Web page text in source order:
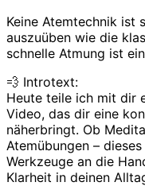
Keine Atemtechnik ist
auszuüben wie die
schnelle Atmung ist
💨 Introtext:
Heute teile ich mit dir
Video, das dir eine
näherbringt. Ob
Atemübungen –
Werkzeuge an die
Klarheit in deinen